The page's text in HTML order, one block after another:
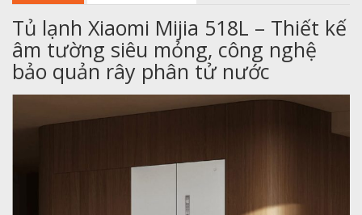
Tủ lạnh Xiaomi Mijia 518L – Thiết kế
âm tường siêu mỏng, công nghệ
bảo quản rây phân tử nước